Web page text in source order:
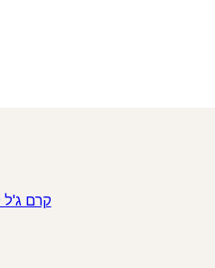
קרם ג'ל